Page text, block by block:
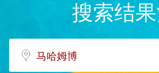
搜索结